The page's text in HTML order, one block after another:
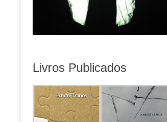
Livros Publicados